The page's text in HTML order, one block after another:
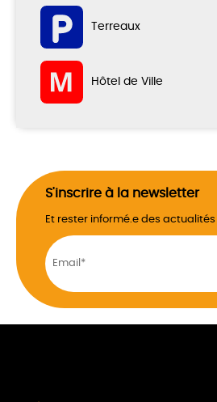
Terreaux
Hôtel de Ville
S'inscrire à la newsletter
Et rester informé.e des